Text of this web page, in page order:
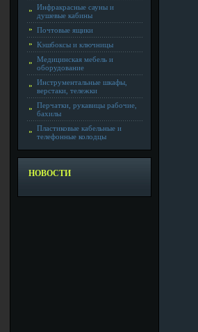
Инфракрасные сауны и
душевые кабины
Почтовые ящики
Кэшбоксы и ключницы
Медицинская мебель и
оборудование
Инструментальные шкафы,
верстаки, тележки
Перчатки, рукавицы рабочие,
бахилы
Пластиковые кабельные и
телефонные колодцы
НОВОСТИ